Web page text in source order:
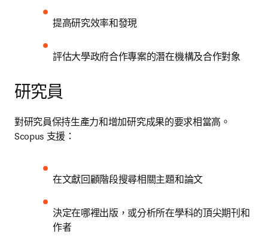
提高研究效率和發現
評估大學政府合作專案的潛在機構及合作對象
研究員
對研究員保持生產力和增加研究成果的要求相當高。
Scopus 支援：
在文獻回顧階段搜尋相關主題和論文
決定在哪裡出版，或分析所在學科的頂尖期刊和
作者